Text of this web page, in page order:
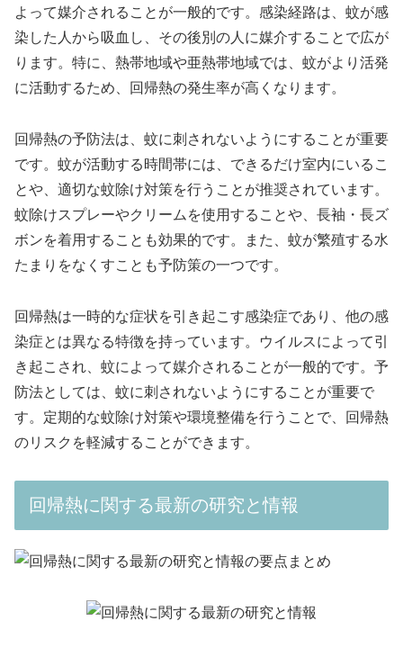
よって媒介されることが一般的です。感染経路は、蚊が感
染した人から吸血し、その後別の人に媒介することで広が
ります。特に、熱帯地域や亜熱帯地域では、蚊がより活発
に活動するため、回帰熱の発生率が高くなります。
回帰熱の予防法は、蚊に刺されないようにすることが重要
です。蚊が活動する時間帯には、できるだけ室内にいるこ
とや、適切な蚊除け対策を行うことが推奨されています。
蚊除けスプレーやクリームを使用することや、長袖・長ズ
ボンを着用することも効果的です。また、蚊が繁殖する水
たまりをなくすことも予防策の一つです。
回帰熱は一時的な症状を引き起こす感染症であり、他の感
染症とは異なる特徴を持っています。ウイルスによって引
き起こされ、蚊によって媒介されることが一般的です。予
防法としては、蚊に刺されないようにすることが重要で
す。定期的な蚊除け対策や環境整備を行うことで、回帰熱
のリスクを軽減することができます。
回帰熱に関する最新の研究と情報